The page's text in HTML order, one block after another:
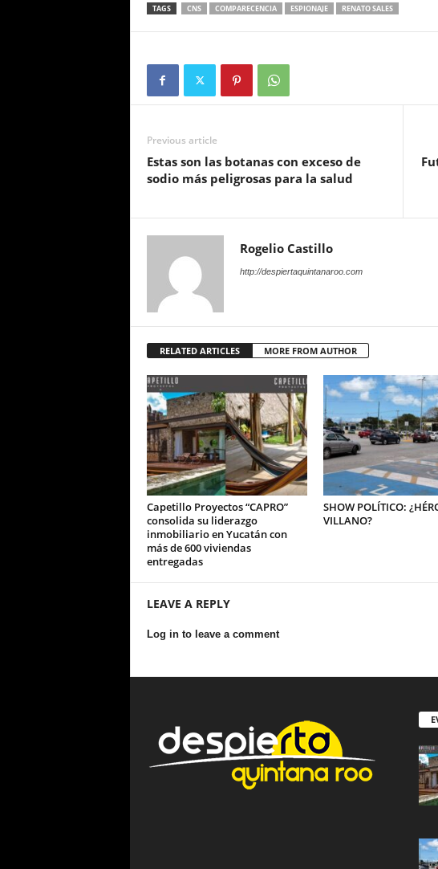
TAGS CNS COMPARECENCIA ESPIONAJE RENATO SALES
Previous article
Estas son las botanas con exceso de
sodio más peligrosas para la salud
Rogelio Castillo
http://despiertaquintanaroo.com
RELATED ARTICLES MORE FROM AUTHOR
Capetillo Proyectos “CAPRO”
consolida su liderazgo
inmobiliario en Yucatán con
más de 600 viviendas
entregadas
SHOW POLÍTICO:
VILLANO?
LEAVE A REPLY
Log in to leave a comment